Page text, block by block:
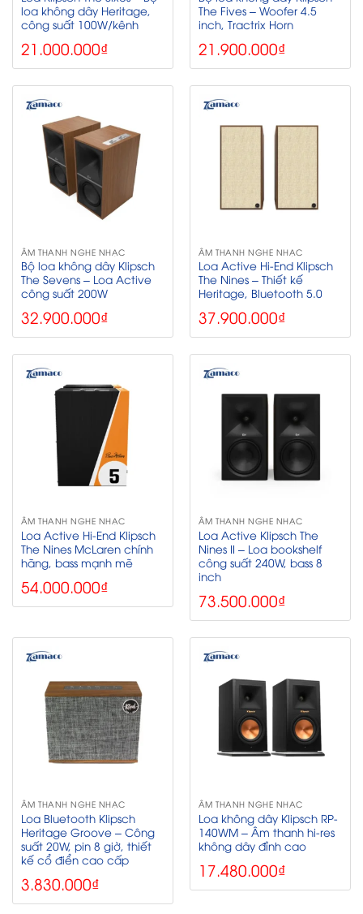
loa không dây Heritage,
công suất 100W/kênh
21.000.000₫
The Fives – Woofer 4.5
inch, Tractrix Horn
21.900.000₫
ÂM THANH NGHE NHẠC
Bộ loa không dây Klipsch
The Sevens – Loa Active
công suất 200W
32.900.000₫
ÂM THANH NGHE NHẠC
Loa Active Hi-End Klipsch
The Nines – Thiết kế
Heritage, Bluetooth 5.0
37.900.000₫
ÂM THANH NGHE NHẠC
Loa Active Hi-End Klipsch
The Nines McLaren chính
hãng, bass mạnh mẽ
54.000.000₫
ÂM THANH NGHE NHẠC
Loa Active Klipsch The
Nines II – Loa bookshelf
công suất 240W, bass 8
inch
73.500.000₫
ÂM THANH NGHE NHẠC
Loa Bluetooth Klipsch
Heritage Groove – Công
suất 20W, pin 8 giờ, thiết
kế cổ điển cao cấp
3.830.000₫
ÂM THANH NGHE NHẠC
Loa không dây Klipsch RP-
140WM – Âm thanh hi-res
không dây đỉnh cao
17.480.000₫